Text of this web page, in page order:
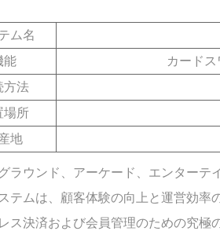
ム名
能
カード
方法
場所
地
ラウンド、アーケード、エンター
テムは、顧客体験の向上と運営効率
ス決済および会員管理のための究